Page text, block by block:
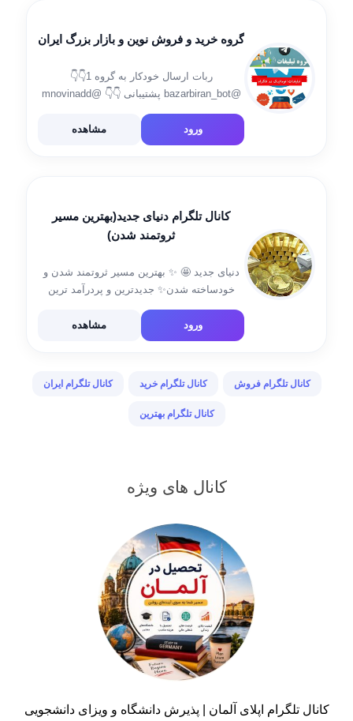
گروه خرید و فروش نوین و بازار بزرگ ایران
ربات ارسال خودکار به گروه 1👇👇
@bazarbiran_bot پشتیبانی 👇👇 @mnovinadd
@bazarbiran ‼️پیشنهاد ویژه💯💯
https://t.me/novinaddd/2120
ورود مشاهده
کانال تلگرام دنیای جدید(بهترین مسیر
ثروتمند شدن)
دنیای جدید 🤩 ✨ بهترین مسیر ثروتمند شدن و
خودساخته شدن✨ جدیدترین‌ و پردرآمد ترین
را دیدی نه شنیدی🤩💵📱🤑 برای مشاوره رایگان
به👇 ایدی علیرضا […]
ورود مشاهده
کانال تلگرام فروش کانال تلگرام خرید کانال تلگرام ایران
کانال تلگرام بهترین
کانال های ویژه
کانال تلگرام اپلای آلمان | پذیرش دانشگاه و ویزای دانشجویی